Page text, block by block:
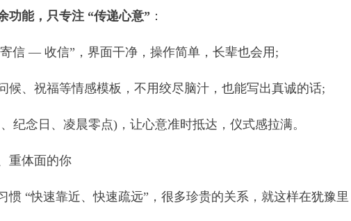
功能，只专注 “传递心意” ：
— 收信”，界面干净，操作简单，长辈也会用;
、祝福等情感模板，不用绞尽脑汁，也能写出真诚的话;
念日、凌晨零点)，让心意准时抵达，仪式感拉满。
体面的你
“快速靠近、快速疏远”，很多珍贵的关系，就这样在犹豫里